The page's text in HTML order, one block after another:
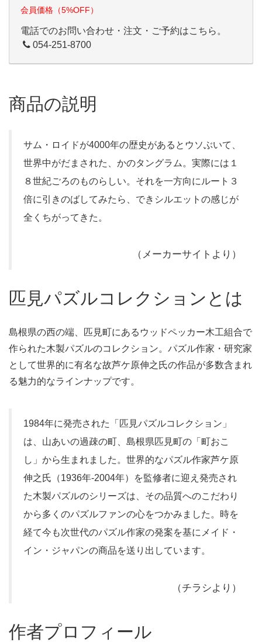
会員価格（5%OFF）
電話でのお問い合わせ・注文・ご予約はこちら。
054-251-8700
商品の説明
サム・ロイドが4000年の歴史があるとウソぶいて、
世界中がだまされた、かのタングラム。実際には１
８世紀ごろのものらしい。それを一方向にルート３
倍に引きのばしてみたら、できシルエットの感じが
全くちがってきた。
（メーカーサイトより）
匹見パズルコレクションとは
島根県の西の端、匹見町にあるウッドペッカー木工組合で
作られた木製パズルのコレクション。パズル作家・研究家
として世界的に有名な故芦ケ原伸之氏の作品が多数含まれ
る魅力的なラインナップです。
1984年に発売された「匹見パズルコレクション」
は、山あいの過疎の町、島根県匹見町の「町おこ
し」から生まれました。世界的なパズル作家芦ケ原
伸之氏（1936年-2004年）を監修者に迎え発売され
た木製パズルのシリーズは、その品質へのこだわり
から多くのパズルファンの心をつかみました。時を
経て今も次世代のパズル作家の発案を基にメイド・
イン・ジャパンの商品を送り出しています。
（チラシより）
作者プロフィール